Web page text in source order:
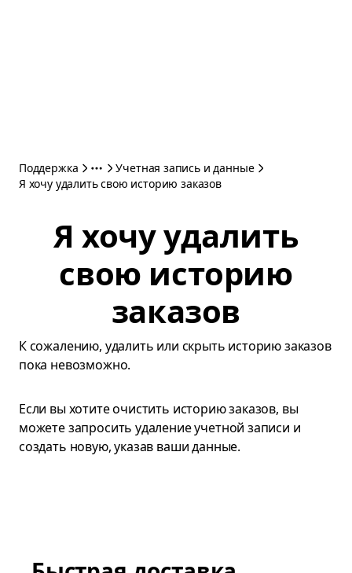
Поддержка
Учетная запись и данные
Я хочу удалить свою историю заказов
Я хочу удалить
свою историю
заказов
К сожалению, удалить или скрыть историю заказов
пока невозможно.
Если вы хотите очистить историю заказов, вы
можете запросить удаление учетной записи и
создать новую, указав ваши данные.